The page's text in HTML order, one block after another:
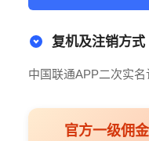
复机及注销方式
中国联通APP二次实
官方一级佣金